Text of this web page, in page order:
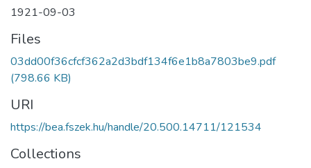
1921-09-03
Files
03dd00f36cfcf362a2d3bdf134f6e1b8a7803be9.pdf
(798.66 KB)
URI
https://bea.fszek.hu/handle/20.500.14711/121534
Collections